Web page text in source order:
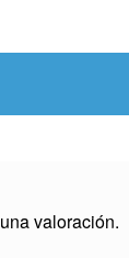
valoración.